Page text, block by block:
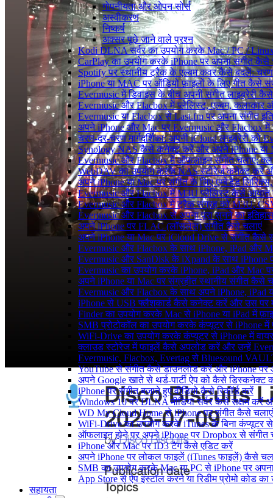
गोपनीयता और ओपन सोर्स
अस्वीकरण
निष्कर्ष
अक्सर पूछे जाने वाले प्रश्न
Kodi DLNA सर्वर का उपयोग करके Mac / PC /
CarPlay का उपयोग करके iPhone पर अपना संगीत कैसे
Spotify पर स्थानीय ट्रैक के एल्बम कवर कैसे बदलें:
iPhone या MAC पर ऑडियो फ़ाइलों के लिए गीत कैसे
Evermusic में डिवाइस के बीच अपनी संगीत लाइब्रेरी
Evermusic और Flacbox में प्लेलिस्ट, एल्बम,
Evermusic या Flacbox से Last.fm पर अपना संगीत
अपने iPhone और Mac पर Evermusic और Flacbox में
चरण-दर-चरण मार्गदर्शिका: अपनी iCloud लाइब्रेरी
Synology NAS कैसे कनेक्ट करें और अपने iPhone या
Evermusic और Flacbox में ऑफलाइन संगीत चलाएं:
WebDAV का उपयोग करके NAS स्टोरेज कनेक्ट करें
अपने iPhone या Mac पर संगीत के लिए एम्बेडेड
Evermusic और Flacbox में M3U प्लेलिस्ट कैसे आयात
Evermusic और Flacbox में ट्रैक संग्रह को M3U,
Evermusic और Flacbox से अपना पूरा सुनने का इतिहास
अपने iPhone पर FLAC (लॉसलेस) संगीत कैसे चलाएं
अपने iPhone या Mac पर iCloud Drive से संगीत कैसे
Evermusic और Flacbox के साथ iPhone, iPad और
Evermusic और SanDisk के iXpand के साथ iPhone
Evermusic का उपयोग करके iPhone, iPad और Mac
अपने iPhone या Mac पर संग्रहीत स्थानीय संगीत कैसे
Evermusic और Flacbox के साथ अपने iPhone, iPad
iPhone से USB फ्लैशकार्ड कैसे कनेक्ट करें और उस पर
Finder का उपयोग करके Mac से iPhone या iPad में
SMB प्रोटोकॉल का उपयोग करके कंप्यूटर से iPhone
WiFi-Drive का उपयोग करके कंप्यूटर से iPhone में
क्लाउड स्टोरेज में फाइलें कैसे अपलोड करें और उन्हें
Evermusic, Flacbox, Evertag से Bluesound
YouTube से संगीत कैसे डाउनलोड करें और iPhone
अपने Google खाते से थर्ड-पार्टी ऐप को कैसे डिस्कनेक्ट
iPhone पर संगीत बजाते हुए वीडियो कैसे रिकॉर्ड करें
Windows 10 पर DLNA मीडिया सर्वर कैसे सक्षम करें
WD My Cloud Home से iPhone पर संगीत कैसे चलाएं
WiFi-Drive का उपयोग करके iTunes के बिना कंप्यूटर
ऑफलाइन होने पर अपने iPhone पर Dropbox से संगीत
iPhone और Mac पर ID3 टैग कैसे एडिट करें
अपने iPhone पर लोकल फाइलें (iTunes फाइलें) कैसे
SMB का उपयोग करके Mac या PC से iPhone पर
App Store से ऐप इंस्टॉल करने या रिडीम प्रोमो कोड
सहायता